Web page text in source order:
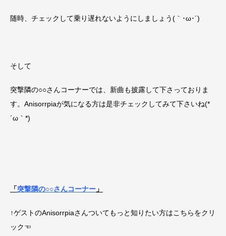
随時、チェックして乗り遅れないようにしましょう(｀･ω･´)
そして
突撃隣の○○さんコーナーでは、新曲も披露して下さっておりま
す。Anisorrpiaが気になる方は是非チェックしてみて下さいね(*
´ω｀*)
「突撃隣の○○さんコーナー 」
↑ゲストのAnisorrpiaさんついてもっと知りたい方はこちらをクリ
ック☜